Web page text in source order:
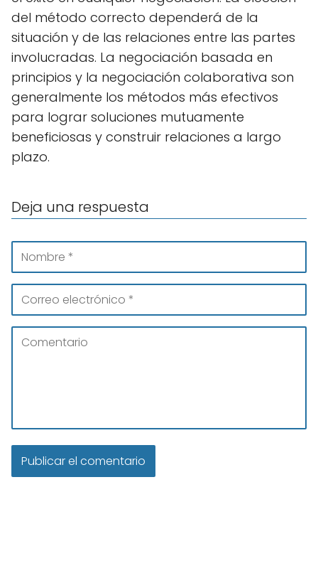
del método correcto dependerá de la
situación y de las relaciones entre las partes
involucradas. La negociación basada en
principios y la negociación colaborativa son
generalmente los métodos más efectivos
para lograr soluciones mutuamente
beneficiosas y construir relaciones a largo
plazo.
Deja una respuesta